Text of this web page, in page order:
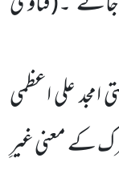
امجد علی اعظمی
کے معنی غیرِ